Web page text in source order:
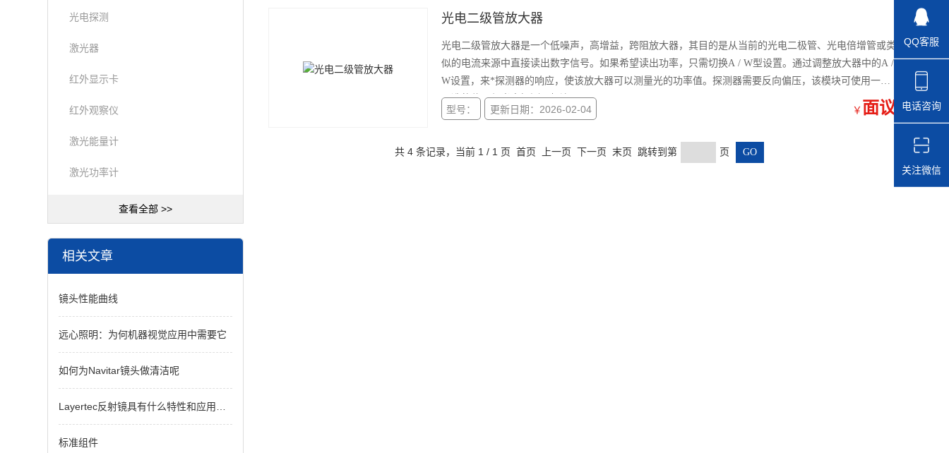
光电探测
激光器
红外显示卡
红外观察仪
激光能量计
激光功率计
查看全部 >>
相关文章
镜头性能曲线
远心照明：为何机器视觉应用中需要它
如何为Navitar镜头做清洁呢
Layertec反射镜具有什么特性和应用价值
标准组件
光电二级管放大器
光电二级管放大器是一个低噪声，高增益，跨阻放大器，其目的是从当前的光电二极管、光电倍增管或类
似的电流来源中直接读出数字信号。如果希望读出功率，只需切换A / W型设置。通过调整放大器中的A /
W设置，来*探测器的响应，使该放大器可以测量光的功率值。探测器需要反向偏压，该模块可使用一个
可选的偏压与光电探测器相连。
型号： 更新日期：2026-02-04 ￥ 面议
共 4 条记录，当前 1 / 1 页 首页 上一页 下一页 末页 跳转到第 页
QQ客服
电话咨询
关注微信